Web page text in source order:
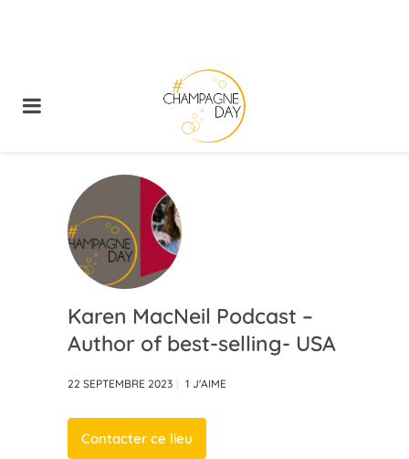
Karen MacNeil Podcast –
Author of best-selling- USA
22 SEPTEMBRE 2023 1 J'AIME
Contacter ce lieu